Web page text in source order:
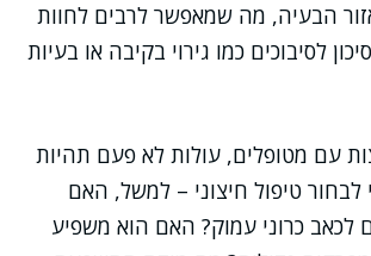
הבעיה, מה שמאפשר לרבים לחוות
לסיבוכים כמו גירוי בקיבה או בעיות
עם מטופלים, עולות לא פעם תהיות
לבחור טיפול חיצוני – למשל, האם
לכאב כרוני עמוק? האם הוא משפיע